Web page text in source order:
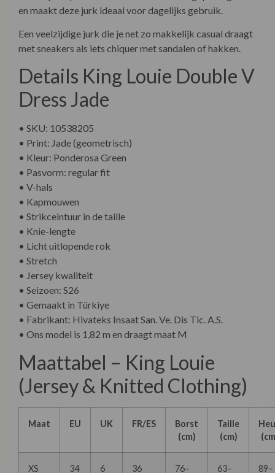
en maakt deze jurk ideaal voor dagelijks gebruik.
Een veelzijdige jurk die je net zo makkelijk casual draagt
met sneakers als iets chiquer met sandalen of hakken.
Details King Louie Double V
Dress Jade
• SKU: 10538205
• Print: Jade (geometrisch)
• Kleur: Ponderosa Green
• Pasvorm: regular fit
• V-hals
• Kapmouwen
• Strikceintuur in de taille
• Knie-lengte
• Licht uitlopende rok
• Stretch
• Jersey kwaliteit
• Seizoen: S26
• Gemaakt in Türkiye
• Fabrikant: Hivateks Insaat San. Ve. Dis Tic. A.S.
• Ons model is 1,82 m en draagt maat M
Maattabel – King Louie
(Jersey & Knitted Clothing)
Maat EU UK FR/ES
Borst
(cm)
Taille
(cm)
XS 34 6 36 76– 63– 89–